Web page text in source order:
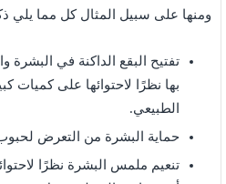
ومنها على سبيل المثال كل مما يلي
تفتيح البقع الداكنة في البشرة
بها نظرًا لاحتوائها على
الطبيعي.
حماية البشرة من التعرض
تنعيم ملمس البشرة نظرًا